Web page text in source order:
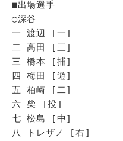
■出場選手
◯深谷
一 渡辺 [一]
二 高田 [三]
三 橋本 [捕]
四 梅田 [遊]
五 柏崎 [二]
六 柴 [投]
七 松島 [中]
八 トレザノ [右]